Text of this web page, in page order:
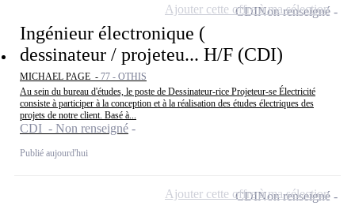
Ingénieur électronique (
dessinateur / projeteu... H/F (CDI)
MICHAEL PAGE - 77 - OTHIS
Au sein du bureau d'études, le poste de Dessinateur-rice Projeteur-se Électricité
consiste à participer à la conception et à la réalisation des études électriques des
projets de notre client. Basé à...
CDI - Non renseigné
Publié aujourd'hui
CDINon renseigné
Ajouter cette offre à ma sélection
CDINon renseigné
Ajouter cette offre à ma sélection